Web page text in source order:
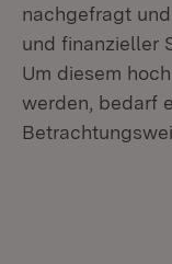
nachgefragt
und finanzieller
Um diesem
werden, bedarf